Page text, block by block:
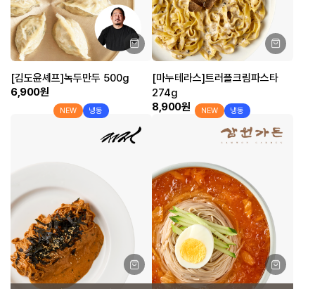
[김도윤셰프]녹두만두 500g
6,900원
[마누테라스]트러플크림파스타
274g
8,900원
NEW 냉동 NEW 냉동